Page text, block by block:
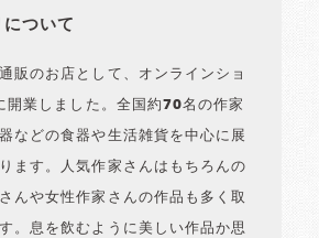
ついて
販のお店として、オンラインショ
開業しました。全国約70名の作家
などの食器や生活雑貨を中心に展
ます。人気作家さんはもちろんの
んや女性作家さんの作品も多く取
。息を飲むように美しい作品か思